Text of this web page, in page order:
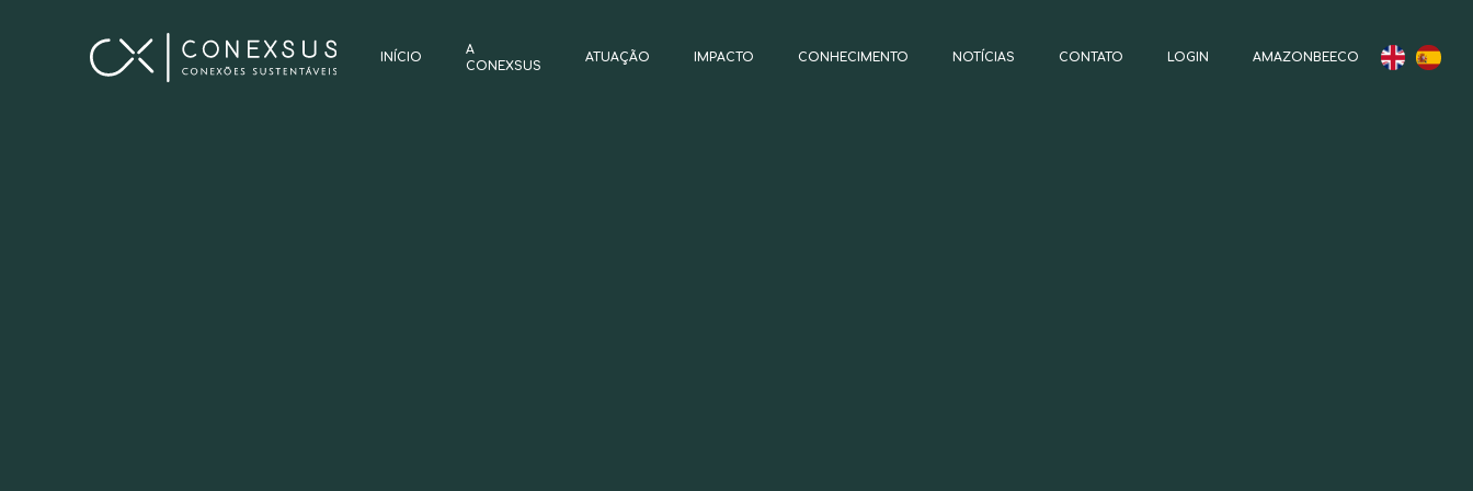
INÍCIO
A
CONEXSUS
ATUAÇÃO IMPACTO CONHECIMENTO NOTÍCIAS CONTATO LOGIN AMAZONBEECO